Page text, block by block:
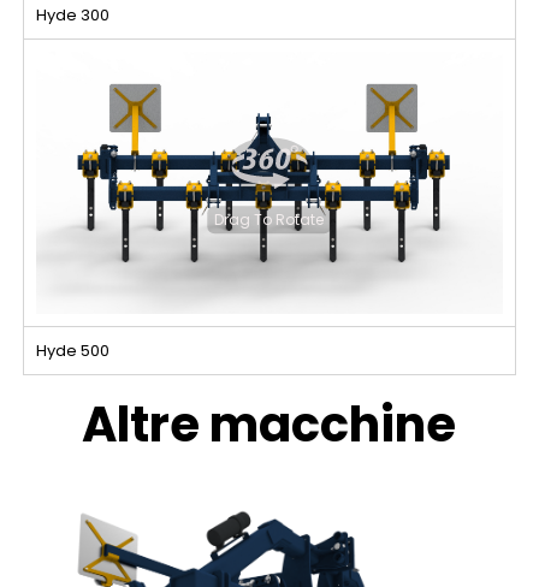
Hyde 300​
Drag To Rotate
Hyde 500
Altre macchine